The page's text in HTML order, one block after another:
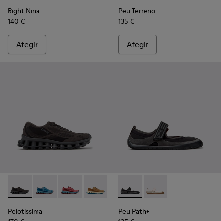
Right Nina
140 €
Afegir
Peu Terreno
135 €
Afegir
Pelotissima - K201922-006 - Sabatilles esportives negres i
Pelotissima - K201922-011 - Sabatilles esportives
Pelotissima - K201922-010 - Sabatilles de
Pelotissima - K201922-007 -
Pelotissima
Peu Path+ - K201987-001 -
Peu Path+ -
Peu Path+